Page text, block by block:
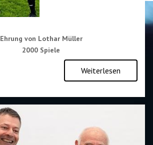
Ehrung von Lothar Müller
2000 Spiele
Weiterlesen